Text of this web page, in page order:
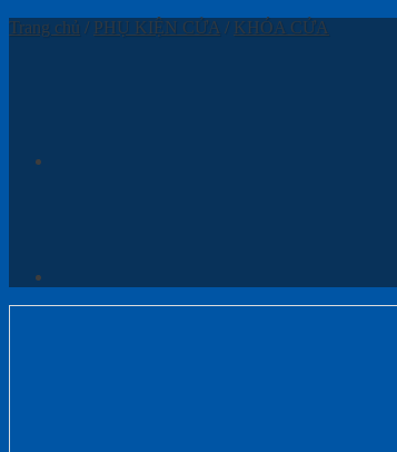
Trang chủ / PHỤ KIỆN CỬA / KHÓA CỬA